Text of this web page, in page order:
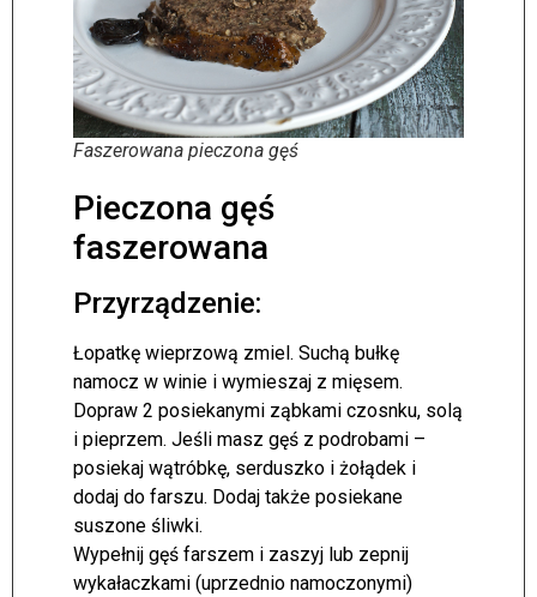
Faszerowana pieczona gęś
Pieczona gęś
faszerowana
Przyrządzenie:
Łopatkę wieprzową zmiel. Suchą bułkę
namocz w winie i wymieszaj z mięsem.
Dopraw 2 posiekanymi ząbkami czosnku, solą
i pieprzem. Jeśli masz gęś z podrobami –
posiekaj wątróbkę, serduszko i żołądek i
dodaj do farszu. Dodaj także posiekane
suszone śliwki.
Wypełnij gęś farszem i zaszyj lub zepnij
wykałaczkami (uprzednio namoczonymi)